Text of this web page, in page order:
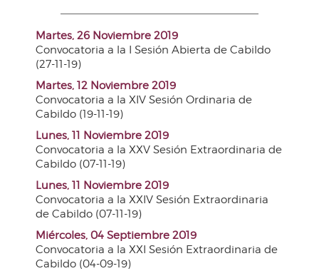
Martes, 26 Noviembre 2019
Convocatoria a la I Sesión Abierta de Cabildo
(27-11-19)
Martes, 12 Noviembre 2019
Convocatoria a la XIV Sesión Ordinaria de
Cabildo (19-11-19)
Lunes, 11 Noviembre 2019
Convocatoria a la XXV Sesión Extraordinaria de
Cabildo (07-11-19)
Lunes, 11 Noviembre 2019
Convocatoria a la XXIV Sesión Extraordinaria
de Cabildo (07-11-19)
Miércoles, 04 Septiembre 2019
Convocatoria a la XXI Sesión Extraordinaria de
Cabildo (04-09-19)